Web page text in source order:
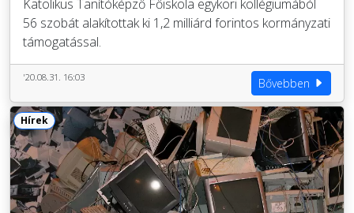
Katolikus Tanítóképző Főiskola egykori kollégiumából
56 szobát alakítottak ki 1,2 milliárd forintos kormányzati
támogatással.
'20.08.31. 16:03 Bővebben
Hírek